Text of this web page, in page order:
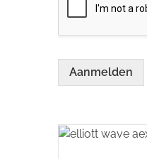
Aanmelden